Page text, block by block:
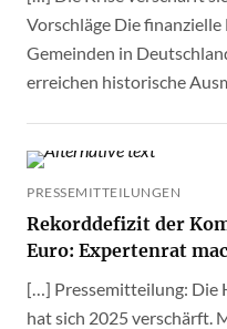
Vorschläge Die finanzielle
Gemeinden in
erreichen historische
PRESSEMITTEILUNGEN
Rekorddefizit der
Euro: Expertenrat
[…] Pressemitteilung: Die
hat sich 2025 verschärft.